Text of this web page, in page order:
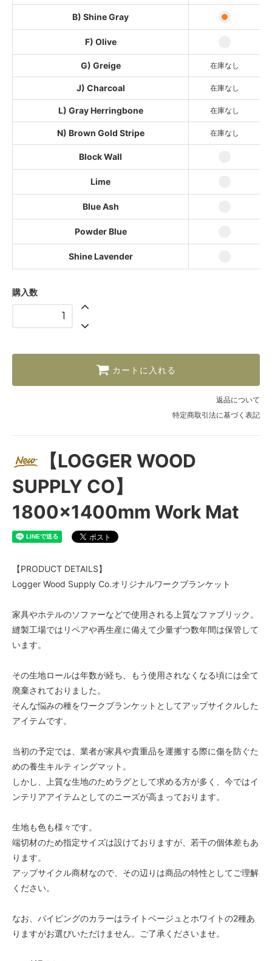
J) Charcoal
N) Brown Gold Stripe
SOLD OUT
Block Wall
B) Shine Gray
F) Olive
G) Greige 在庫なし
J) Charcoal 在庫なし
L) Gray Herringbone 在庫なし
N) Brown Gold Stripe 在庫なし
Block Wall
Lime
Blue Ash
Powder Blue
Shine Lavender
購入数
カートに入れる
返品について
特定商取引法に基づく表記
【LOGGER WOOD
SUPPLY CO】
1800×1400mm Work Mat
【PRODUCT DETAILS】
Logger Wood Supply Co.オリジナルワークブランケット
家具やホテルのソファーなどで使用される上質なファブリック。
縫製工場ではリペアや再生産に備えて少量ずつ数年間は保管して
います。
その生地ロールは年数が経ち、もう使用されなくなる頃には全て
廃棄されておりました。
そんな悩みの種をワークブランケットとしてアップサイクルした
アイテムです。
当初の予定では、業者が家具や貴重品を運搬する際に傷を防ぐた
めの養生キルティングマット。
しかし、上質な生地のためラグとして求める方が多く、今ではイ
ンテリアアイテムとしてのニーズが高まっております。
生地も色も様々です。
端切材のため指定サイズは設けておりますが、若干の個体差もあ
ります。
アップサイクル商材なので、その辺りは商品の特性としてご理解
ください。
なお、パイピングのカラーはライトベージュとホワイトの2種あ
りますがお選びいただけません。ご了承くださいませ。